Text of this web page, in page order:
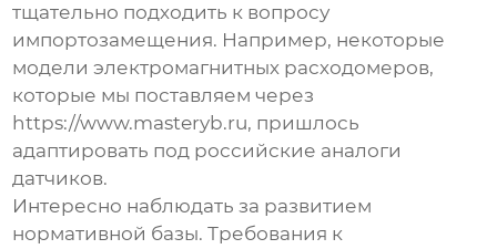
тщательно подходить к вопросу
импортозамещения. Например, некоторые
модели электромагнитных расходомеров,
которые мы поставляем через
https://www.masteryb.ru, пришлось
адаптировать под российские аналоги
датчиков.
Интересно наблюдать за развитием
нормативной базы. Требования к